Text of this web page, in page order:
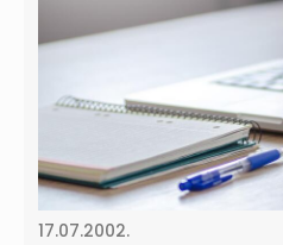
17.07.2002.